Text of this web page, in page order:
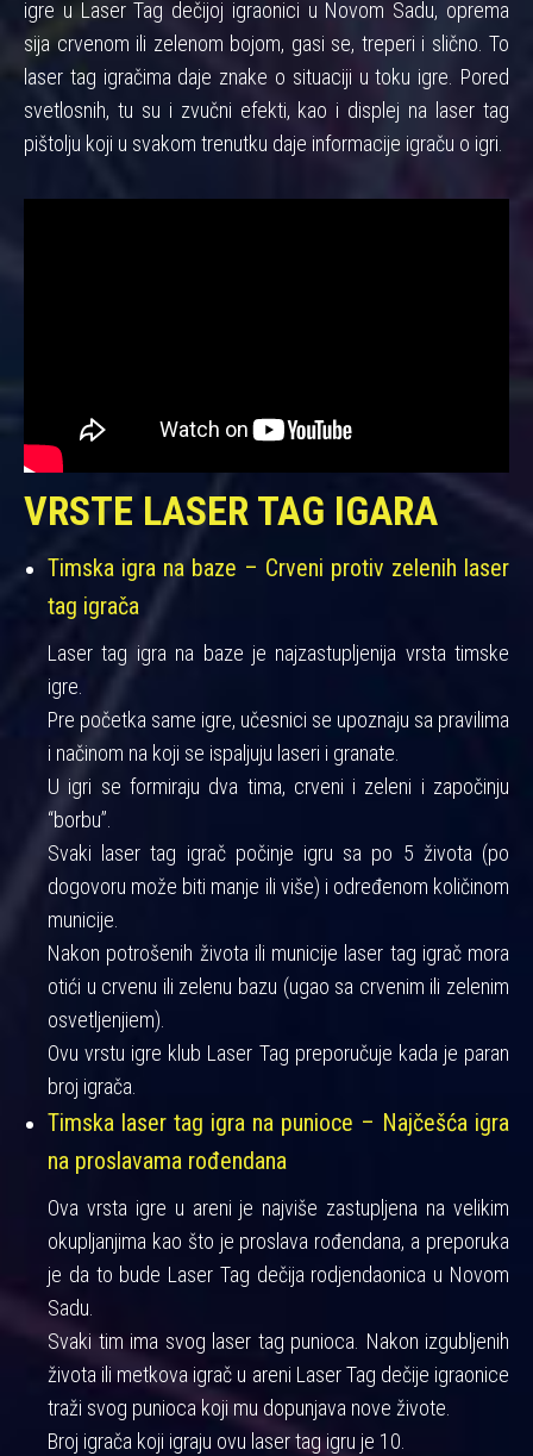
igre u Laser Tag dečijoj igraonici u Novom Sadu, oprema
sija crvenom ili zelenom bojom, gasi se, treperi i slično. To
laser tag igračima daje znake o situaciji u toku igre. Pored
svetlosnih, tu su i zvučni efekti, kao i displej na laser tag
pištolju koji u svakom trenutku daje informacije igraču o igri.
VRSTE LASER TAG IGARA
Timska igra na baze – Crveni protiv zelenih laser
tag igrača
Laser tag igra na baze je najzastupljenija vrsta timske
igre.
Pre početka same igre, učesnici se upoznaju sa pravilima
i načinom na koji se ispaljuju laseri i granate.
U igri se formiraju dva tima, crveni i zeleni i započinju
“borbu”.
Svaki laser tag igrač počinje igru sa po 5 života (po
dogovoru može biti manje ili više) i određenom količinom
municije.
Nakon potrošenih života ili municije laser tag igrač mora
otići u crvenu ili zelenu bazu (ugao sa crvenim ili zelenim
osvetljenjiem).
Ovu vrstu igre klub Laser Tag preporučuje kada je paran
broj igrača.
Timska laser tag igra na punioce – Najčešća igra
na proslavama rođendana
Ova vrsta igre u areni je najviše zastupljena na velikim
okupljanjima kao što je proslava rođendana, a preporuka
je da to bude Laser Tag dečija rodjendaonica u Novom
Sadu.
Svaki tim ima svog laser tag punioca. Nakon izgubljenih
života ili metkova igrač u areni Laser Tag dečije igraonice
traži svog punioca koji mu dopunjava nove živote.
Broj igrača koji igraju ovu laser tag igru je 10.